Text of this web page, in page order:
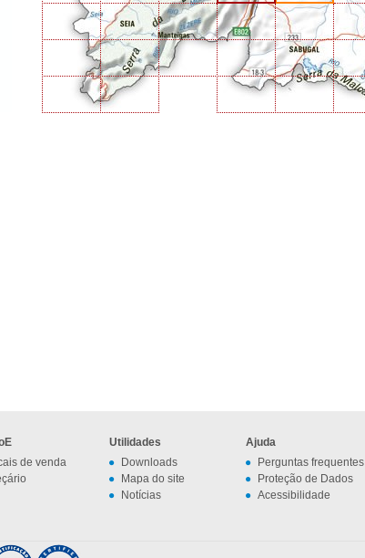
de venda
Utilidades
Downloads
Mapa do site
Notícias
Ajuda
Perguntas frequentes
Proteção de Dados
Acessibilidade